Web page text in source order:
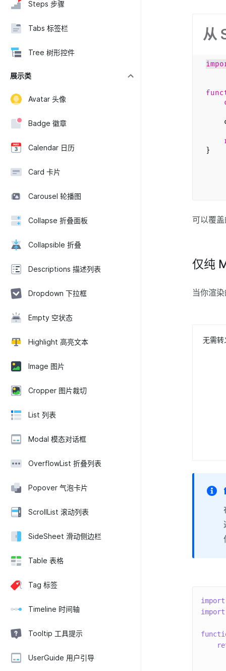
Steps 步骤
Tabs 标签栏
Tree 树形控件
展示类
Avatar 头像
Badge 徽章
Calendar 日历
Card 卡片
Carousel 轮播图
Collapse 折叠面板
Collapsible 折叠
Descriptions 描述列表
Dropdown 下拉框
Empty 空状态
Highlight 高亮文本
Image 图片
Cropper 图片裁切
List 列表
Modal 模态对话框
OverflowList 折叠列表
Popover 气泡卡片
ScrollList 滚动列表
SideSheet 滑动侧边栏
Table 表格
Tag 标签
Timeline 时间轴
Tooltip 工具提示
UserGuide 用户引导
从
}
可以覆
仅纯
当你渲
无需
import
import